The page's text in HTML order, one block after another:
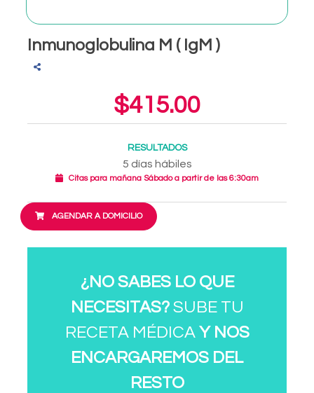
Inmunoglobulina M ( IgM )
$415.00
RESULTADOS
5 días hábiles
Citas para mañana Sábado a partir de las 6:30am
AGENDAR A DOMICILIO
¿NO SABES LO QUE
NECESITAS?SUBE TU
RECETA MÉDICA Y NOS
ENCARGAREMOS DEL
RESTO